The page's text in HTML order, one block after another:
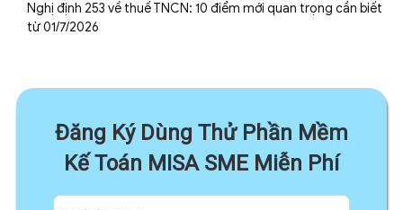
Nghị định 253 về thuế TNCN: 10 điểm mới quan trọng cần biết
từ 01/7/2026
Đăng Ký Dùng Thử Phần Mềm
Kế Toán MISA SME Miễn Phí